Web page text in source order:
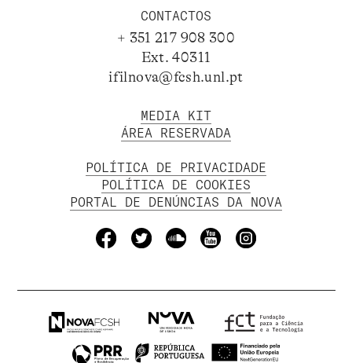
CONTACTOS
+ 351 217 908 300
Ext. 40311
ifilnova@fcsh.unl.pt
MEDIA KIT
ÁREA RESERVADA
POLÍTICA DE PRIVACIDADE
POLÍTICA DE COOKIES
PORTAL DE DENÚNCIAS DA NOVA